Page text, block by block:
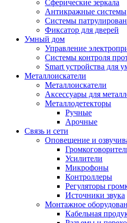
Сферические зеркала
Антикражные системы
Системы
Фиксатор для дверей
Умный дом
Управление
Системы контроля
Smart устройства для
Металлоискатели
Металлоискатели
Аксессуары для
Металлодетекторы
Ручные
Арочные
Связь и сети
Оповещение и
Усилители
Микрофоны
Контроллеры
Регуляторы
Источники звука
Монтажное
Кабельная